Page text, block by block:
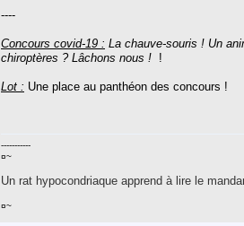
----
Concours covid-19 : La chauve-souris ! Un
chiroptères ? Lâchons nous ! !
Lot : Une place au panthéon des concours !
-----------
¤~
Un rat hypocondriaque apprend à lire le
¤~